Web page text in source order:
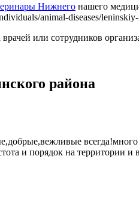
Нижнего нашего
animal-diseases/
или сотрудников
района
и порядок на территории